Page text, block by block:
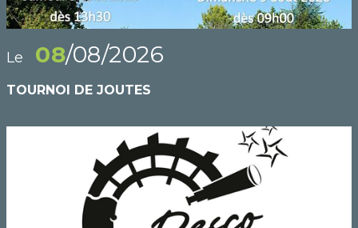
Le 08/08/2026
TOURNOI DE JOUTES